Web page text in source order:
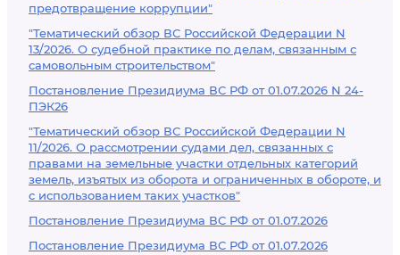
предотвращение коррупции"
"Тематический обзор ВС Российской Федерации N
13/2026. О судебной практике по делам, связанным с
самовольным строительством"
Постановление Президиума ВС РФ от 01.07.2026 N 24-
ПЭК26
"Тематический обзор ВС Российской Федерации N
11/2026. О рассмотрении судами дел, связанных с
правами на земельные участки отдельных категорий
земель, изъятых из оборота и ограниченных в обороте, и
с использованием таких участков"
Постановление Президиума ВС РФ от 01.07.2026
Постановление Президиума ВС РФ от 01.07.2026